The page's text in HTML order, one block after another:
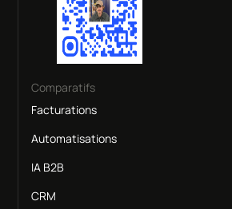
Comparatifs
Facturations
Automatisations
IA B2B
CRM